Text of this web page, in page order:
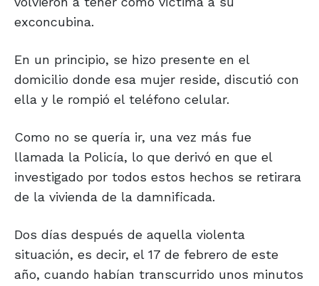
exconcubina.
En un principio, se hizo presente en el
domicilio donde esa mujer reside, discutió con
ella y le rompió el teléfono celular.
Como no se quería ir, una vez más fue
llamada la Policía, lo que derivó en que el
investigado por todos estos hechos se retirara
de la vivienda de la damnificada.
Dos días después de aquella violenta
situación, es decir, el 17 de febrero de este
año, cuando habían transcurrido unos minutos